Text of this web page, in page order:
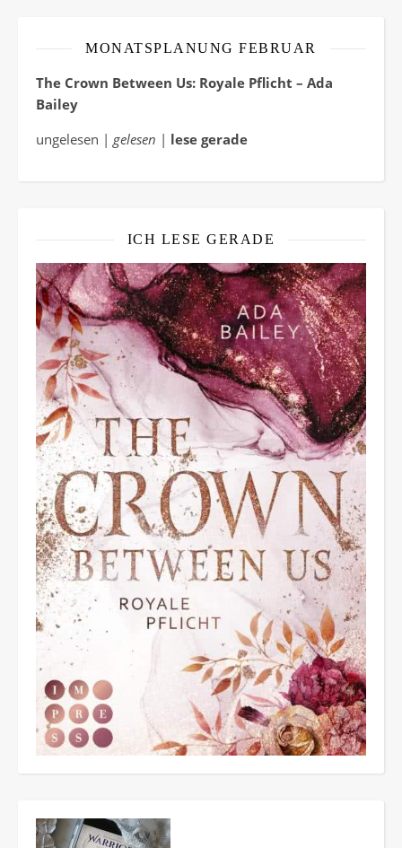
MONATSPLANUNG FEBRUAR
The Crown Between Us: Royale Pflicht – Ada
Bailey
ungelesen | gelesen | lese gerade
ICH LESE GERADE